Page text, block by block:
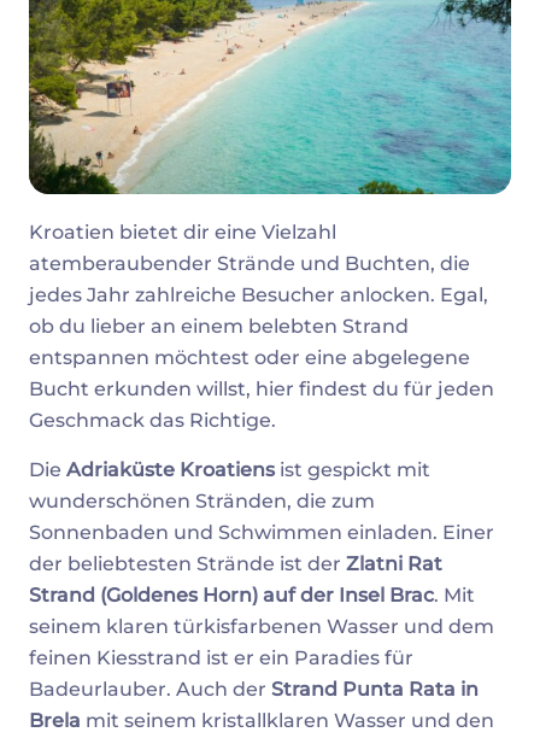
Kroatien bietet dir eine Vielzahl
atemberaubender Strände und Buchten, die
jedes Jahr zahlreiche Besucher anlocken. Egal,
ob du lieber an einem belebten Strand
entspannen möchtest oder eine abgelegene
Bucht erkunden willst, hier findest du für jeden
Geschmack das Richtige.
Die Adriaküste Kroatiensist gespickt mit
wunderschönen Stränden, die zum
Sonnenbaden und Schwimmen einladen. Einer
der beliebtesten Strände ist der Zlatni Rat
Strand (Goldenes Horn) auf der Insel Brac. Mit
seinem klaren türkisfarbenen Wasser und dem
feinen Kiesstrand ist er ein Paradies für
Badeurlauber. Auch der Strand Punta Rata in
Brela mit seinem kristallklaren Wasser und den